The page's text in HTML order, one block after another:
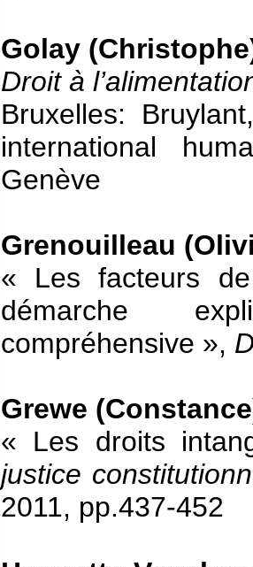
Golay
Droit à
Bruxelles:
international
Genève
Grenouilleau
« Les facteurs de
démarche
compréhensive »,
Grewe
« Les droits
justice
2011, pp.437-452